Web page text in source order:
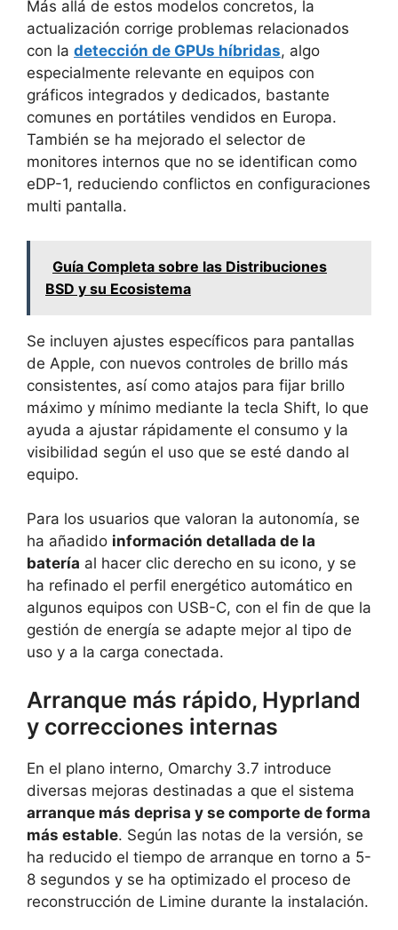
Más allá de estos modelos concretos, la
actualización corrige problemas relacionados
con la detección de GPUs híbridas, algo
especialmente relevante en equipos con
gráficos integrados y dedicados, bastante
comunes en portátiles vendidos en Europa.
También se ha mejorado el selector de
monitores internos que no se identifican como
eDP-1, reduciendo conflictos en configuraciones
multi pantalla.
Guía Completa sobre las Distribuciones
BSD y su Ecosistema
Se incluyen ajustes específicos para pantallas
de Apple, con nuevos controles de brillo más
consistentes, así como atajos para fijar brillo
máximo y mínimo mediante la tecla Shift, lo que
ayuda a ajustar rápidamente el consumo y la
visibilidad según el uso que se esté dando al
equipo.
Para los usuarios que valoran la autonomía, se
ha añadido información detallada de la
batería al hacer clic derecho en su icono, y se
ha refinado el perfil energético automático en
algunos equipos con USB-C, con el fin de que la
gestión de energía se adapte mejor al tipo de
uso y a la carga conectada.
Arranque más rápido, Hyprland
y correcciones internas
En el plano interno, Omarchy 3.7 introduce
diversas mejoras destinadas a que el sistema
arranque más deprisa y se comporte de forma
más estable. Según las notas de la versión, se
ha reducido el tiempo de arranque en torno a 5-
8 segundos y se ha optimizado el proceso de
reconstrucción de Limine durante la instalación.